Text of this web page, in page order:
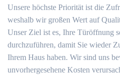
Unsere höchste Priorität ist die
weshalb wir großen Wert auf
Unser Ziel ist es, Ihre Türöffnung
durchzuführen, damit Sie wieder
Ihrem Haus haben. Wir sind uns
unvorhergesehene Kosten